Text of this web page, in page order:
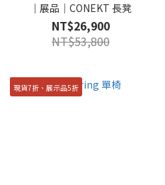
｜展品｜CONEKT 長凳
NT$26,900
NT$53,800
現貨7折、展示品5折